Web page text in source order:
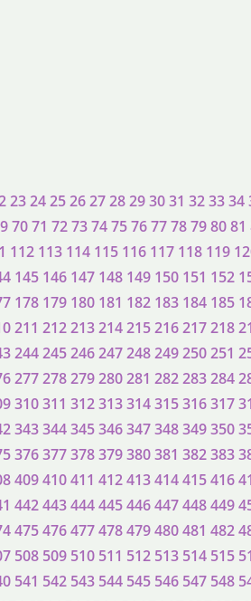
232425262728293031 323334
7071 72737475767778798081
112 113 114 115 116 117 118 119
145 146 147 148 149 150 151 152
178 179 180 181 182 183 184 185
211 212213214215216217218
244245246247248249250251
277278279280281 282283284
310311 312313314315316317
343344345346347348349350
376377378379380381 382383
409410411 412413414415416
442443444445446447448449
475476477478479480481 482
508 509 510 511 512 513 514 515
541 542 543 544 545 546 547 548